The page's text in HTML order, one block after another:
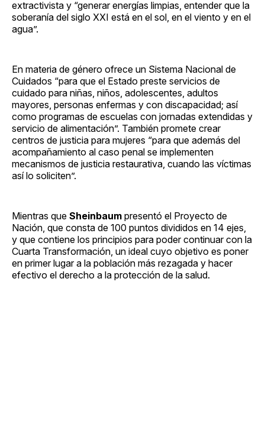
extractivista y “generar energías limpias, entender que la
soberanía del siglo XXI está en el sol, en el viento y en el
agua”.
En materia de género ofrece un Sistema Nacional de
Cuidados “para que el Estado preste servicios de
cuidado para niñas, niños, adolescentes, adultos
mayores, personas enfermas y con discapacidad; así
como programas de escuelas con jornadas extendidas y
servicio de alimentación”. También promete crear
centros de justicia para mujeres “para que además del
acompañamiento al caso penal se implementen
mecanismos de justicia restaurativa, cuando las víctimas
así lo soliciten”.
Mientras que Sheinbaum presentó el Proyecto de
Nación, que consta de 100 puntos divididos en 14 ejes,
y que contiene los principios para poder continuar con la
Cuarta Transformación, un ideal cuyo objetivo es poner
en primer lugar a la población más rezagada y hacer
efectivo el derecho a la protección de la salud.